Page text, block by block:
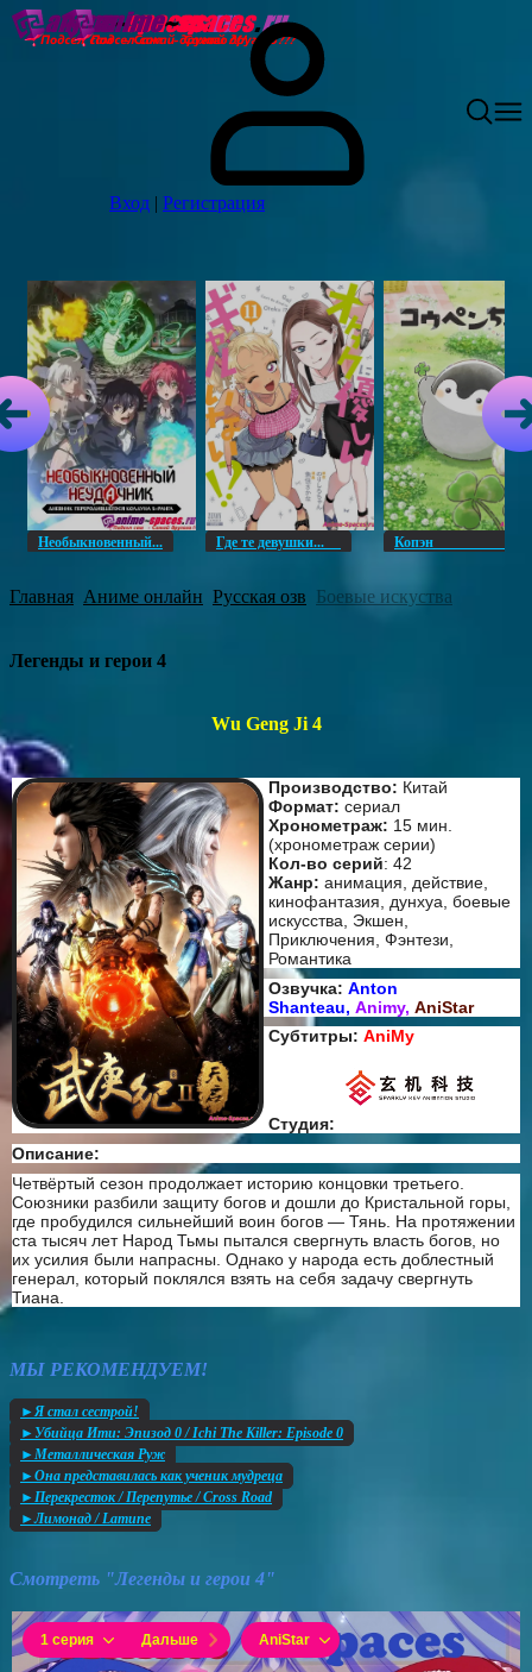
Вход | Регистрация
Необыкновенный... Где те девушки... Копэн
Главная Аниме онлайн Русская озв Боевые искуства
Легенды и герои 4
Wu Geng Ji 4
Производство: Китай
Формат: сериал
Хронометраж: 15 мин.
(хронометраж серии)
Кол-во серий: 42
Жанр: анимация, действие,
кинофантазия, дунхуа, боевые
искусства, Экшен,
Приключения, Фэнтези,
Романтика
Озвучка: Anton
Shanteau, Animy, AniStar
Субтитры: AniMy
Студия:
Описание:
Четвёртый сезон продолжает историю концовки третьего.
Союзники разбили защиту богов и дошли до Кристальной горы,
где пробудился сильнейший воин богов — Тянь. На протяжении
ста тысяч лет Народ Тьмы пытался свергнуть власть богов, но
их усилия были напрасны. Однако у народа есть доблестный
генерал, который поклялся взять на себя задачу свергнуть
Тиана.
МЫ РЕКОМЕНДУЕМ!
►Я стал сестрой!
►Убийца Ити: Эпизод 0 / Ichi The Killer: Episode 0
►Металлическая Руж
►Она представилась как ученик мудреца
►Перекресток / Перепутье / Cross Road
►Лимонад / Lamune
Смотреть "Легенды и герои 4"